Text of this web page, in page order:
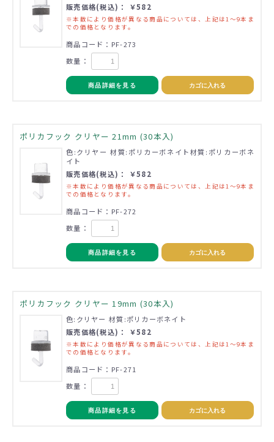
販売価格(税込)： ￥582
※本数により価格が異なる商品については、上記は1～9本ま
での価格となります。
商品コード：PF-273
数量：
商品詳細を見る カゴに入れる
ポリカフック クリヤー 21mm (30本入)
色:クリヤー 材質:ポリカーボネイト材質:ポリカーボネ
イト
販売価格(税込)： ￥582
※本数により価格が異なる商品については、上記は1～9本ま
での価格となります。
商品コード：PF-272
数量：
商品詳細を見る カゴに入れる
ポリカフック クリヤー 19mm (30本入)
色:クリヤー 材質:ポリカーボネイト
販売価格(税込)： ￥582
※本数により価格が異なる商品については、上記は1～9本ま
での価格となります。
商品コード：PF-271
数量：
商品詳細を見る カゴに入れる